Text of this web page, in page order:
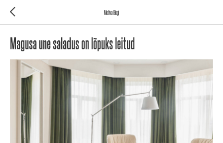
Motiva Blogi
Magusa une saladus on lõpuks leitud